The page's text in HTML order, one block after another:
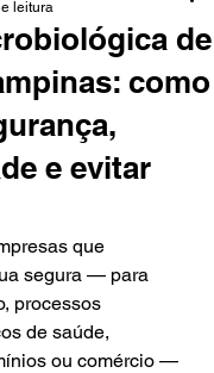
de
como
e evitar
leitura
que
segura — para
processos
de saúde,
ou comércio —